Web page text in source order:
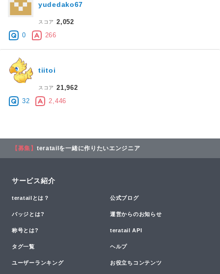
yudedako67
スコア
2,052
0
266
tiitoi
スコア
21,962
32
2,446
【募集】 teratailを一緒に作りたいエンジニア
サービス紹介
teratailとは？ 公式ブログ
バッジとは? 運営からのお知らせ
称号とは? teratail API
タグ一覧 ヘルプ
ユーザーランキング お役立ちコンテンツ